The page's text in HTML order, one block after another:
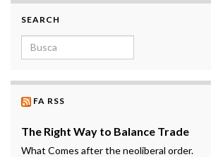
SEARCH
Search for:
FA RSS
The Right Way to Balance Trade
What Comes after the neoliberal order.